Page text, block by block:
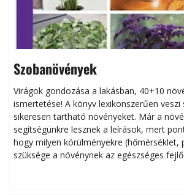
Szobanövények
Virágok gondozása a lakásban, 40+10
ismertetése! A könyv lexikonszerűen veszi
sikeresen tart­ha­tó növényeket. Már a
segítségünkre lesznek a leírások, mert
hogy milyen körülményekre (hőmérséklet,
szüksége a növénynek az egészséges